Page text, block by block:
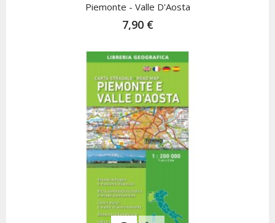
Piemonte - Valle D'Aosta
7,90 €